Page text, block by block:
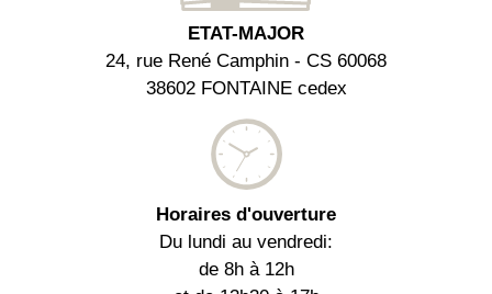
ETAT-MAJOR
24, rue René Camphin - CS 60068
38602 FONTAINE cedex
Horaires d'ouverture
Du lundi au vendredi:
de 8h à 12h